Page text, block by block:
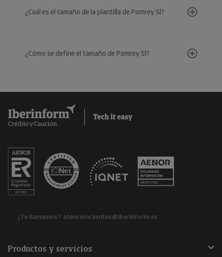
¿Cuál es el tamaño de la plantilla de Pomrey Sl?
¿Cómo se define el tamaño de Pomrey Sl?
¿Te llamamos? atencionclientes@iberinform.es
Productos y servicios